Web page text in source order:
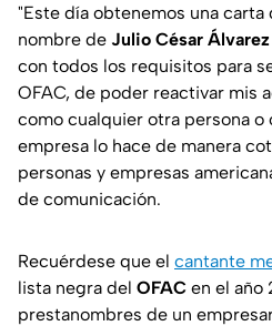
"Este día obtenemos una carta
nombre de Julio César
con todos los requisitos para
OFAC, de poder reactivar mis
como cualquier otra persona
empresa lo hace de manera
personas y empresas
de comunicación.
Recuérdese que el cantante
lista negra del OFAC en el año
prestanombres de un